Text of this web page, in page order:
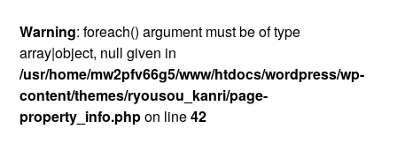
Warning: foreach() argument must be of type
array|object, null given in
/usr/home/mw2pfv66g5/www/htdocs/wordpress/wp-
content/themes/ryousou_kanri/page-
property_info.phpon line42